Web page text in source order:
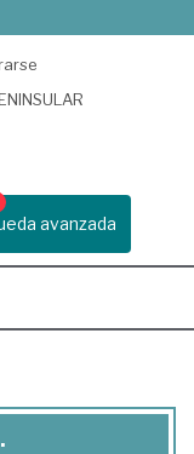
avanzada